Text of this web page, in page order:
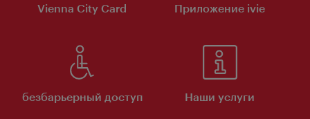
Vienna City Card Приложение ivie
безбарьерный доступ Наши услуги